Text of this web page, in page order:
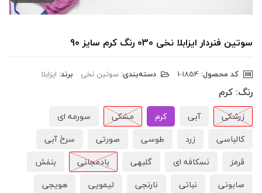
سوتین فنردار ایزابلا نخی 030 رنگ کرم سایز 90
کد محصول: دسته‌بندی: سوتین نخی برند: ایزابلا
رنگ: کرم
زرشکی آبی کرم مشکی
سورمه ای
کالباسی
زرد طوسی صورتی
سرخ آبی
قرمز
نسکافه ای گلبهی بادمجانی
بنفش
صابونی
نباتی نارنجی لیمویی
هویجی